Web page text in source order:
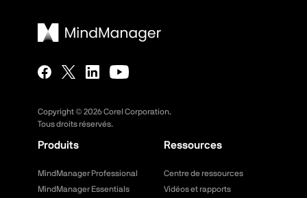
Copyright © 2026Corel Corporation.
Tous droits réservés.
Produits
MindManager Professional
MindManager Essentials
Ressources
Centre de ressources
Vidéos et rapports